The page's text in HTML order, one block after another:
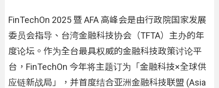
FinTechOn 2025 暨 AFA 高峰会是由行政院国家发展
委员会指导、台湾金融科技协会（TFTA）主办的年
度论坛。作为全台最具权威的金融科技政策讨论平
台，FinTechOn 今年将主题订为「金融科技×全球供
应链新战局」，并首度结合亚洲金融科技联盟 (Asia